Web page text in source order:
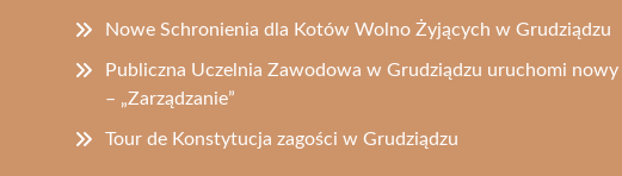
Nowe Schronienia dla Kotów Wolno Żyjących w Grudziądzu
Publiczna Uczelnia Zawodowa w Grudziądzu uruchomi
– „Zarządzanie”
Tour de Konstytucja zagości w Grudziądzu